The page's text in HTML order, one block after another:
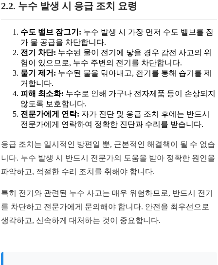
2.2. 누수 발생 시 응급 조치 요령
수도 밸브 잠그기: 누수 발생 시 가장 먼저 수도 밸브를 잠
가 물 공급을 차단합니다.
전기 차단: 누수된 물이 전기에 닿을 경우 감전 사고의 위
험이 있으므로, 누수 주변의 전기를 차단합니다.
물기 제거: 누수된 물을 닦아내고, 환기를 통해 습기를 제
거합니다.
피해 최소화: 누수로 인해 가구나 전자제품 등이 손상되지
않도록 보호합니다.
전문가에게 연락: 자가 진단 및 응급 조치 후에는 반드시
전문가에게 연락하여 정확한 진단과 수리를 받습니다.
응급 조치는 일시적인 방편일 뿐, 근본적인 해결책이 될 수 없습
니다. 누수 발생 시 반드시 전문가의 도움을 받아 정확한 원인을
파악하고, 적절한 수리 조치를 취해야 합니다.
특히 전기와 관련된 누수 사고는 매우 위험하므로, 반드시 전기
를 차단하고 전문가에게 문의해야 합니다. 안전을 최우선으로
생각하고, 신속하게 대처하는 것이 중요합니다.